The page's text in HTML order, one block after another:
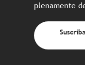
plenamente